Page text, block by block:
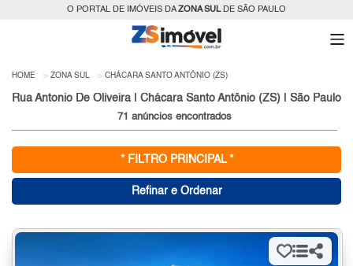
O PORTAL DE IMÓVEIS DAZONA SULDE SÃO PAULO
HOME ZONA SUL CHÁCARA SANTO ANTÔNIO (ZS)
Rua Antonio De Oliveira | Chácara Santo Antônio (ZS) | São Paulo
71 anúncios encontrados
* FILTRO PRINCIPAL *
Refinar e Ordenar